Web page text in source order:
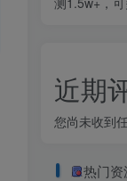
近期
您尚未收到
热门资